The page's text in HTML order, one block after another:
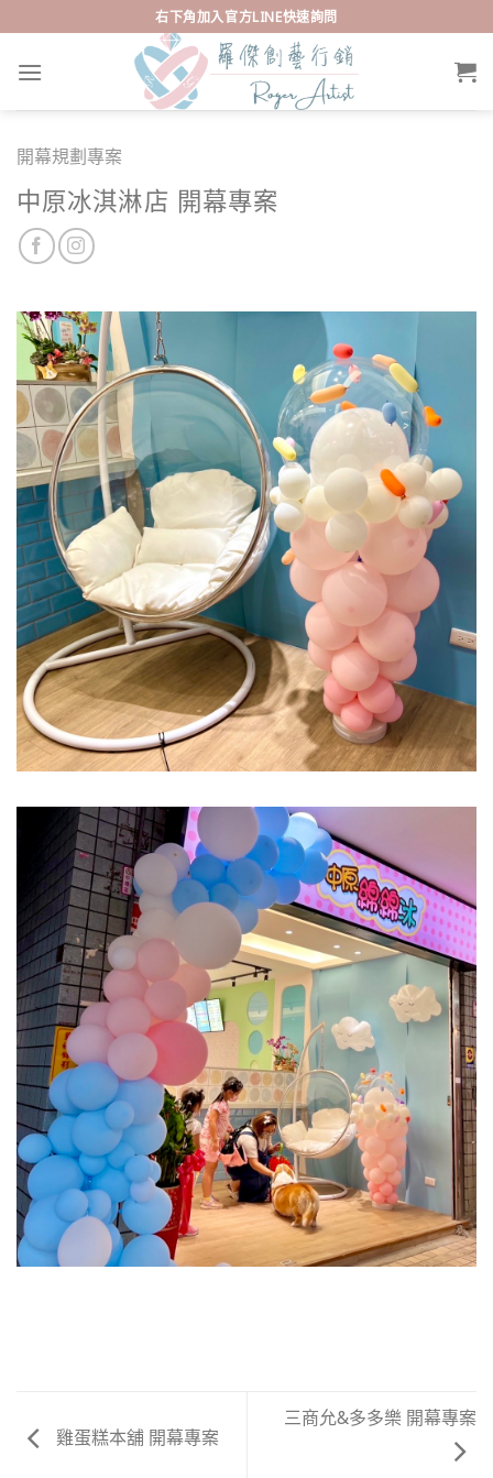
to
content
右下角加入官方LINE快速詢問
開幕規劃專案
中原冰淇淋店 開幕專案
雞蛋糕本舖 開幕專案
三商允&多多樂 開幕專案